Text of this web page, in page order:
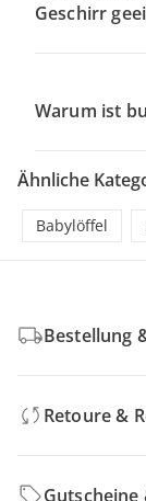
Geschirr
Warum ist
Ähnliche
Babylöffel
Bestellung
Retoure &